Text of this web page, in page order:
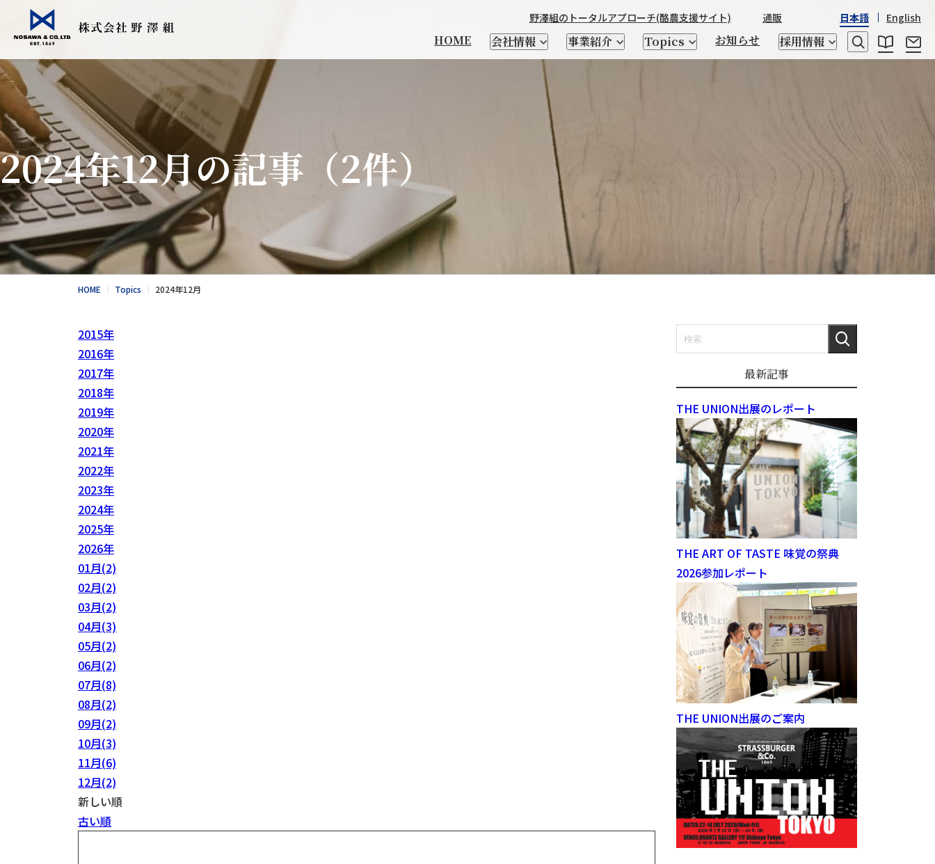
日本語 English
HOME 会社情報
会社情報
会社情報 社長メッセージ 野澤組について
これからのNOSAWA 経営理念 会社概要 サステナビリティ
総合カタログ
事業紹介
事業紹介 食品輸入販売
チーズ 輸入食品
乳酸菌・酵素 サプライヤー紹介
こだわりの日本製品輸出
輸出品一覧
クラフトビール 小麦粉 キッチン用品
衣料繊維加工製造
衣料繊維加工製造 自社ブランド紹介
SELECT SHOP CHIKIRI NSWEAR CHIKIRICAMP
酪農トータル支援
優良遺伝子資源 凍結精液・
受精卵
酪農資材・設備
競走馬輸送・家畜輸入
馬の輸送・家畜生体と
関連資材の輸入
牛・豚・緬山羊などの
家畜生体、精液の輸入
野澤北海道農場
野澤北海道農場 テクセル羊肉を使ったレシピ
総合カタログ
お問合せ
Topics
Topics
食品NEWS CHEESE FM
繊維NEWS
お知らせ 採用情報
採用情報
採用情報 会社を知る 人を知る
新卒向け特設サイト
新卒エントリー
キャリア採用エントリー
野澤組のトータルアプローチ(酪農支援サイト) 通販
2024年12月の記事 （2件）
HOME Topics 2024年12月
2015年
2016年
2017年
2018年
2019年
2020年
2021年
2022年
2023年
2024年
2025年
2026年
01月(2)
02月(2)
03月(2)
04月(3)
05月(2)
06月(2)
07月(8)
08月(2)
09月(2)
10月(3)
11月(6)
12月(2)
新しい順
古い順
最新記事
THE UNION出展のレポート
THE ART OF TASTE 味覚の祭典
2026参加レポート
THE UNION出展のご案内